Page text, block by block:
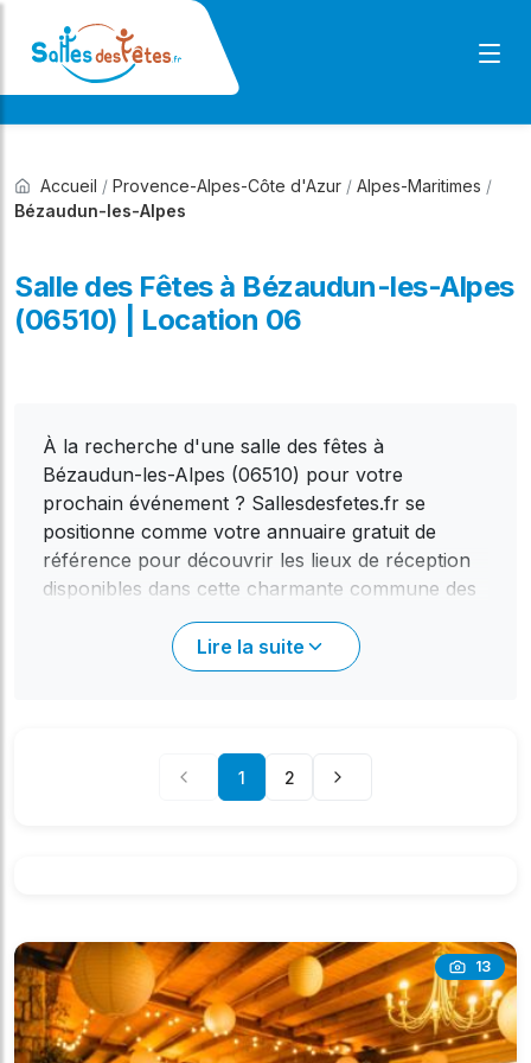
Accueil / Provence-Alpes-Côte d'Azur / Alpes-Maritimes /
Bézaudun-les-Alpes
Salle des Fêtes à Bézaudun-les-Alpes
(06510) | Location 06
À la recherche d'une salle des fêtes à
Bézaudun-les-Alpes (06510) pour votre
prochain événement ? Sallesdesfetes.fr se
positionne comme votre annuaire gratuit de
référence pour découvrir les lieux de réception
disponibles dans cette charmante commune des
Alpes-Maritimes. Que vous organisiez un
mariage champêtre, un anniversaire festif, une
réunion familiale ou un événement associatif,
Bézaudun-les-Alpes, niché au cœur de la
et sans aucune commission. Ce contact direct est
essentiel pour comprendre les spécificités de
chaque lieu et pour organiser votre réception en
toute sérénité.
Lire la suite
1 2
13